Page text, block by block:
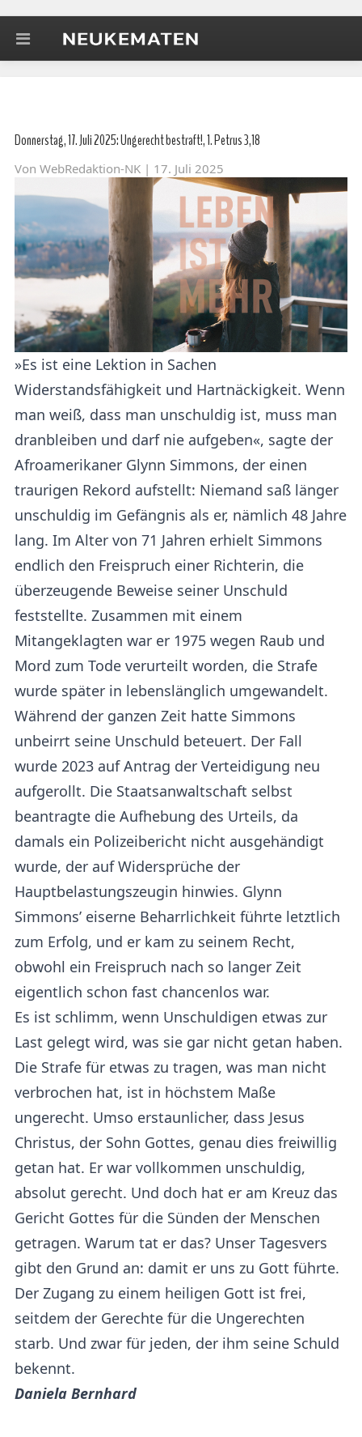
Donnerstag, 17. Juli 2025: Ungerecht bestraft!, 1. Petrus 3,18
Von WebRedaktion-NK | 17. Juli 2025
»Es ist eine Lektion in Sachen
Widerstandsfähigkeit und Hartnäckigkeit. Wenn
man weiß, dass man unschuldig ist, muss man
dranbleiben und darf nie aufgeben«, sagte der
Afroamerikaner Glynn Simmons, der einen
traurigen Rekord aufstellt: Niemand saß länger
unschuldig im Gefängnis als er, nämlich 48 Jahre
lang. Im Alter von 71 Jahren erhielt Simmons
endlich den Freispruch einer Richterin, die
überzeugende Beweise seiner Unschuld
feststellte. Zusammen mit einem
Mitangeklagten war er 1975 wegen Raub und
Mord zum Tode verurteilt worden, die Strafe
wurde später in lebenslänglich umgewandelt.
Während der ganzen Zeit hatte Simmons
unbeirrt seine Unschuld beteuert. Der Fall
wurde 2023 auf Antrag der Verteidigung neu
aufgerollt. Die Staatsanwaltschaft selbst
beantragte die Aufhebung des Urteils, da
damals ein Polizeibericht nicht ausgehändigt
wurde, der auf Widersprüche der
Hauptbelastungszeugin hinwies. Glynn
Simmons’ eiserne Beharrlichkeit führte letztlich
zum Erfolg, und er kam zu seinem Recht,
obwohl ein Freispruch nach so langer Zeit
eigentlich schon fast chancenlos war.
Es ist schlimm, wenn Unschuldigen etwas zur
Last gelegt wird, was sie gar nicht getan haben.
Die Strafe für etwas zu tragen, was man nicht
verbrochen hat, ist in höchstem Maße
ungerecht. Umso erstaunlicher, dass Jesus
Christus, der Sohn Gottes, genau dies freiwillig
getan hat. Er war vollkommen unschuldig,
absolut gerecht. Und doch hat er am Kreuz das
Gericht Gottes für die Sünden der Menschen
getragen. Warum tat er das? Unser Tagesvers
gibt den Grund an: damit er uns zu Gott führte.
Der Zugang zu einem heiligen Gott ist frei,
seitdem der Gerechte für die Ungerechten
starb. Und zwar für jeden, der ihm seine Schuld
bekennt.
Daniela Bernhard